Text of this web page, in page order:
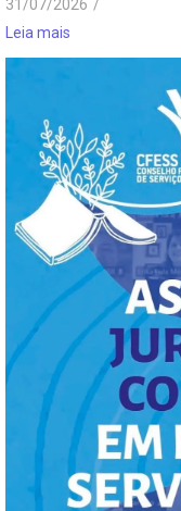
31/07/2026 /
Leia mais